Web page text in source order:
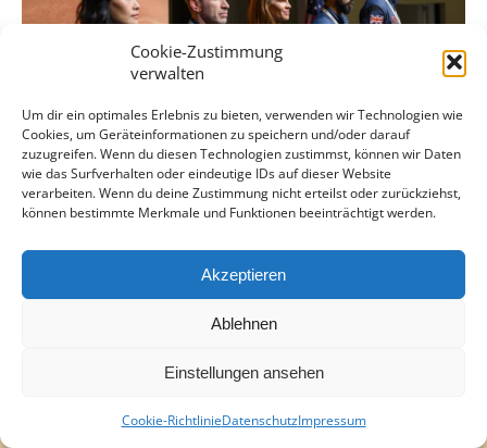
Cookie-Zustimmung
verwalten
Um dir ein optimales Erlebnis zu bieten, verwenden wir Technologien wie
Cookies, um Geräteinformationen zu speichern und/oder darauf
zuzugreifen. Wenn du diesen Technologien zustimmst, können wir Daten
wie das Surfverhalten oder eindeutige IDs auf dieser Website
verarbeiten. Wenn du deine Zustimmung nicht erteilst oder zurückziehst,
können bestimmte Merkmale und Funktionen beeinträchtigt werden.
Akzeptieren
Ablehnen
Einstellungen ansehen
Cookie-RichtlinieDatenschutzImpressum